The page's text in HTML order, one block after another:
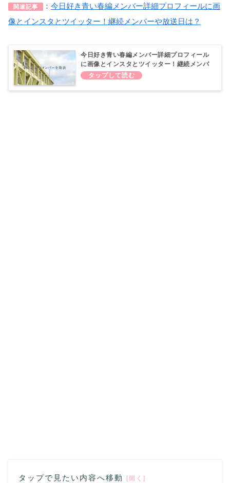
関連記事 ： 今日好き青い春編メンバー詳細プロフィールに画
像とインスタとツイッター！継続メンバーや放送日は？
今日好き青い春編メンバー詳細プロフィール
に画像とインスタとツイッター！継続メンバ
ーや放送日に舞台はどこ？
タップで見たい内容へ移動